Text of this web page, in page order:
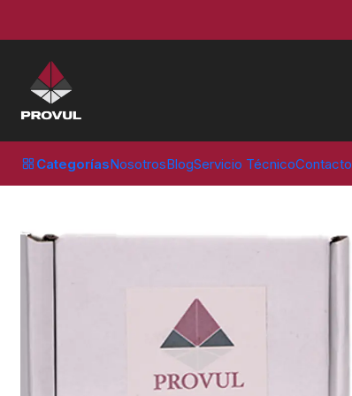
CategoríasNosotrosBlogServicio TécnicoContacto